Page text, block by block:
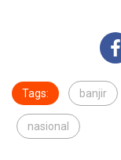
Tags: banjir
nasional